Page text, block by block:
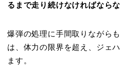
るまで走り続けなければなら
爆弾の処理に手間取りながら
は、体力の限界を超え、ジェ
ます。